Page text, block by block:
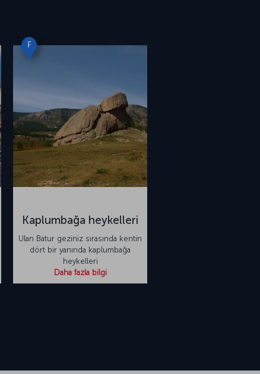
F
Kaplumbağa heykelleri
Ulan Batur geziniz sırasında kentin
dört bir yanında kaplumbağa
heykelleri
Daha fazla bilgi